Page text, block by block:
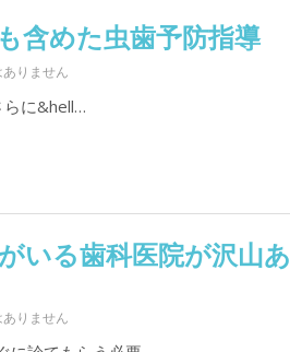
含めた虫歯予防指導
りません
らに&hell…
いる歯科医院が沢山あ
りません